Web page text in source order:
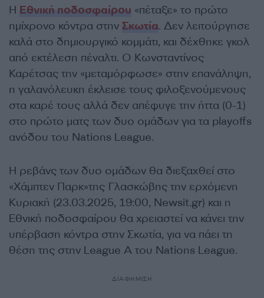
Η Εθνική ποδοσφαίρου «πέταξε» το πρώτο
ημίχρονο κόντρα στην Σκωτία. Δεν λειτούργησε
καλά στο δημιουργικό κομμάτι, και δέχθηκε γκολ
από εκτέλεση πέναλτι. Ο Κωνσταντίνος
Καρέτσας την «μεταμόρφωσε» στην επανάληψη,
η γαλανόλευκη έκλεισε τους φιλοξενούμενους
στα καρέ τους αλλά δεν απέφυγε την ήττα (0-1)
στο πρώτο ματς των δυο ομάδων για τα playoffs
ανόδου του Nations League.
Η ρεβάνς των δυο ομάδων θα διεξαχθεί στο
«Χάμπτεν Παρκ»της Γλασκώβης την ερχόμενη
Κυριακή (23.03.2025, 19:00, Newsit.gr) και η
Εθνική ποδοσφαίρου θα χρειαστεί να κάνει την
υπέρβαση κόντρα στην Σκωτία, για να πάει τη
θέση της στην League Α του Nations League.
ΔΙΑΦΗΜΙΣΗ